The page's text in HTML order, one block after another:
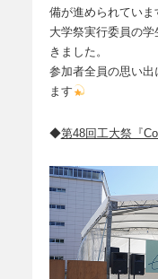
備が進められていま
大学祭実行委員の
きました。
参加者全員の思い
ます
◆第48回工大祭『